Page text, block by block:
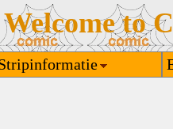
Welcome to